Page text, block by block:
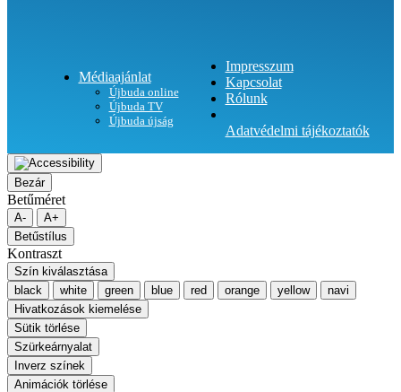
Médiaajánlat
Újbuda online
Újbuda TV
Újbuda újság
Impresszum
Kapcsolat
Rólunk
Adatvédelmi tájékoztatók
Bezár
Betűméret
A-
A+
Betűstílus
Kontraszt
Szín kiválasztása
black
white green blue red orange yellow
navi
Hivatkozások kiemelése
Sütik törlése
Szürkeárnyalat
Inverz színek
Animációk törlése